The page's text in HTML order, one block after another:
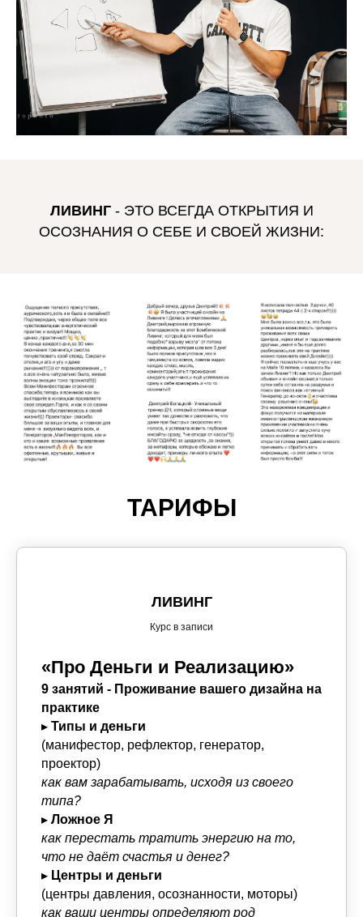
ЛИВИНГ- ЭТО ВСЕГДА ОТКРЫТИЯ И
ОСОЗНАНИЯ О СЕБЕ И СВОЕЙ ЖИЗНИ:
ТАРИФЫ
ЛИВИНГ
Курс в записи
«Про Деньги и Реализацию»
9 занятий - Проживание вашего дизайна на
практике
▸ Типы и деньги
(манифестор, рефлектор, генератор,
проектор)
как вам зарабатывать, исходя из своего
типа?
▸ Ложное Я
как перестать тратить энергию на то,
что не даёт счастья и денег?
▸ Центры и деньги
(центры давления, осознанности, моторы)
как ваши центры определяют род